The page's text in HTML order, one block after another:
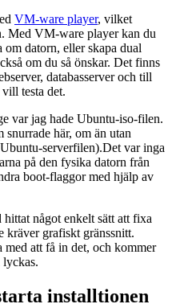
VM-ware player, vilket
Med VM-ware player kan du
om datorn, eller skapa dual
om du så önskar. Det finns
databasserver och till
testa det.
var jag hade Ubuntu-iso-filen.
här, om än utan
serverfilen).Det var inga
på den fysika datorn från
boot-flaggor med hjälp av
något enkelt sätt att fixa
kräver grafiskt gränssnitt.
att få in det, och kommer
installtionen